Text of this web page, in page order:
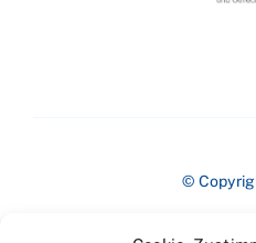
©